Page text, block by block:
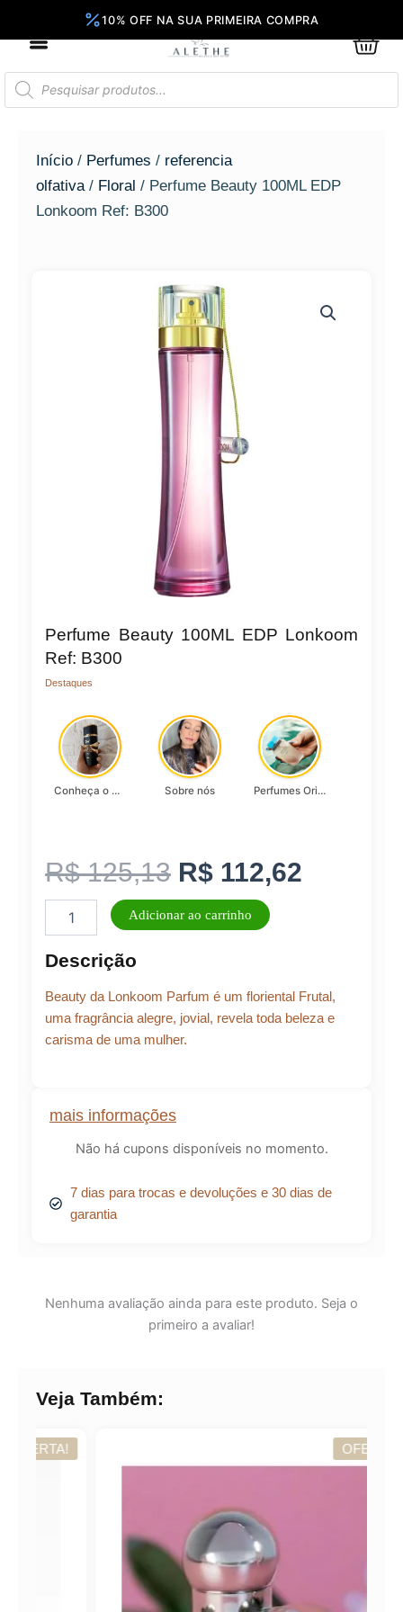
conteúdo
Pesquisar
produtos
Início / Perfumes / referencia
olfativa / Floral / Perfume Beauty 100ML EDP
Lonkoom Ref: B300
mais informações
Não há cupons disponíveis no momento.
7 dias para trocas e devoluções e 30 dias de
garantia
Perfume Beauty 100ML EDP Lonkoom
Ref: B300
Destaques
Conheça o Asad, da Lattafa… Sobre nós Perfumes Originais
R$125,13 O
preço
era:
R$ 125,13.
R$ 112,62
é:
Beauty
EDP
Ref:
B300
quantidade
Adicionar ao carrinho
Descrição
Beauty da Lonkoom Parfum é um floriental Frutal,
uma fragrância alegre, jovial, revela toda beleza e
carisma de uma mulher.
Nenhuma avaliação ainda para este produto. Seja o
primeiro a avaliar!
Veja Também:
OFERTA!